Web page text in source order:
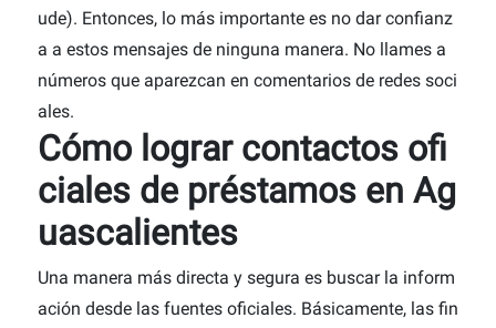
ude). Entonces, lo más importante es no dar confianz
a a estos mensajes de ninguna manera. No llames a
números que aparezcan en comentarios de redes soci
ales.
Cómo lograr contactos ofi
ciales de préstamos en Ag
uascalientes
Una manera más directa y segura es buscar la inform
ación desde las fuentes oficiales. Básicamente, las fin